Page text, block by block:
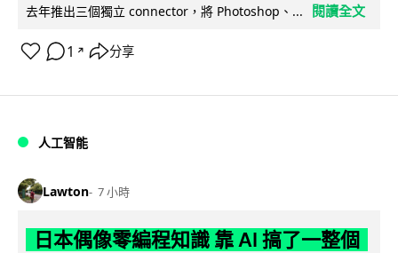
去年推出三個獨立 connector，將 Photoshop、...
閱讀全文
1 ↗ 分享
人工智能
Lawton 7 小時
日本偶像零編程知識 靠 AI 搞了一整個